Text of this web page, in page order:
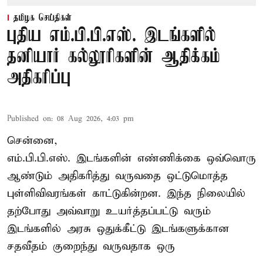
தமிழக செய்திகள்
புதிய எம்.பி.பி.எஸ். இடங்களில்
தனியார் கல்லூரிகளின் ஆதிக்கம்
அதிகரிப்பு
Published on: 08 Aug 2026, 4:03 pm
சென்னை,
எம்.பி.பி.எஸ். இடங்களின் எண்ணிக்கை ஒவ்வொரு
ஆண்டும் அதிகரித்து வருவதை ஒட்டுமொத்த
புள்ளிவிவரங்கள் காட்டுகின்றன. இந்த நிலையில்
தற்போது அவ்வாறு உயர்த்தப்பட்டு வரும்
இடங்களில் அரசு ஒதுக்கீட்டு இடங்களுக்கான
சதவீதம் குறைந்து வருவதாக ஒரு